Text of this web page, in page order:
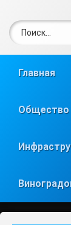
Главная
Общество